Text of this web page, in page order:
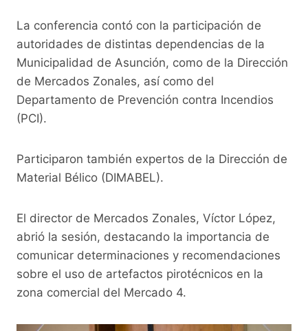
k
La conferencia contó con la participación de
autoridades de distintas dependencias de la
Municipalidad de Asunción, como de la Dirección
de Mercados Zonales, así como del
Departamento de Prevención contra Incendios
(PCI).
Participaron también expertos de la Dirección de
Material Bélico (DIMABEL).
El director de Mercados Zonales, Víctor López,
abrió la sesión, destacando la importancia de
comunicar determinaciones y recomendaciones
sobre el uso de artefactos pirotécnicos en la
zona comercial del Mercado 4.